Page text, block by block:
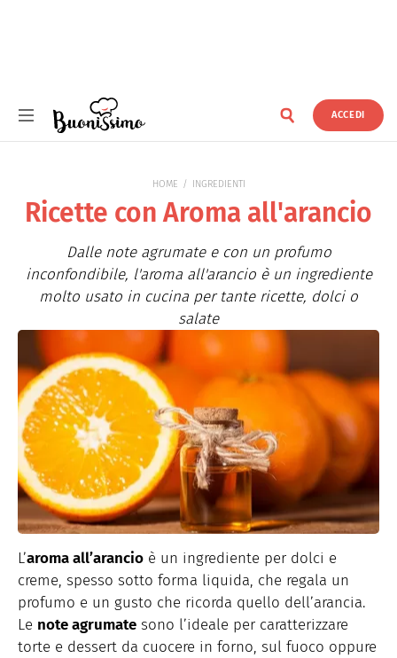
ACCEDI
HOME INGREDIENTI
Ricette con Aroma all'arancio
Dalle note agrumate e con un profumo
inconfondibile, l'aroma all'arancio è un ingrediente
molto usato in cucina per tante ricette, dolci o
salate
L’aroma all’arancio è un ingrediente per dolci e
creme, spesso sotto forma liquida, che regala un
profumo e un gusto che ricorda quello dell’arancia.
Le note agrumate sono l’ideale per caratterizzare
torte e dessert da cuocere in forno, sul fuoco oppure